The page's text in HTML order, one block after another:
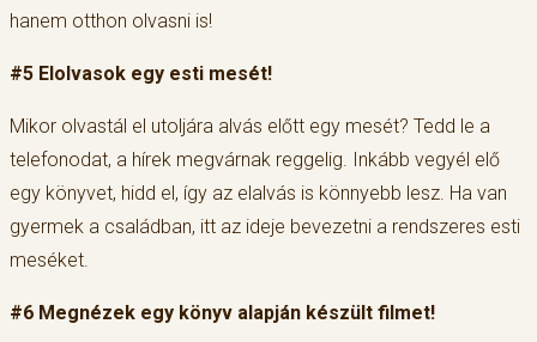
hanem otthon olvasni is!
#5 Elolvasok egy esti mesét!
Mikor olvastál el utoljára alvás előtt egy mesét? Tedd le a
telefonodat, a hírek megvárnak reggelig. Inkább vegyél elő
egy könyvet, hidd el, így az elalvás is könnyebb lesz. Ha van
gyermek a családban, itt az ideje bevezetni a rendszeres esti
meséket.
#6 Megnézek egy könyv alapján készült filmet!